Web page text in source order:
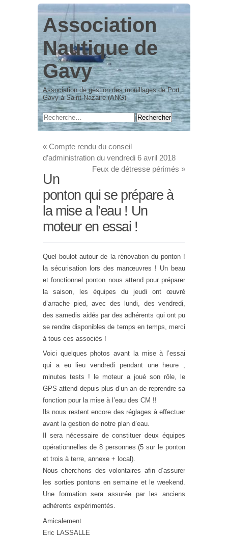
Association
Nautique de
Gavy
Association de gestion des mouillages de Port
Gavy à Saint-Nazaire (ANG)
« Compte rendu du conseil
d’administration du vendredi 6 avril 2018
Feux de détresse périmés »
Un
ponton qui se prépare à
la mise a l’eau ! Un
moteur en essai !
Quel boulot autour de la rénovation du ponton !
la sécurisation lors des manœuvres ! Un beau
et fonctionnel ponton nous attend pour préparer
la saison, les équipes du jeudi ont œuvré
d’arrache pied, avec des lundi, des vendredi,
des samedis aidés par des adhérents qui ont pu
se rendre disponibles de temps en temps, merci
à tous ces associés !
Voici quelques photos avant la mise à l’essai
qui a eu lieu vendredi pendant une heure ,
minutes tests ! le moteur a joué son rôle, le
GPS attend depuis plus d’un an de reprendre sa
fonction pour la mise à l’eau des CM !!
Ils nous restent encore des réglages à effectuer
avant la gestion de notre plan d’eau.
Il sera nécessaire de constituer deux équipes
opérationnelles de 8 personnes (5 sur le ponton
et trois à terre, annexe + local).
Nous cherchons des volontaires afin d’assurer
les sorties pontons en semaine et le weekend.
Une formation sera assurée par les anciens
adhérents expérimentés.
Amicalement
Eric LASSALLE